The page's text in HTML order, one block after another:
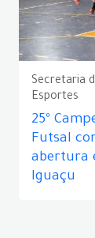
Secretaria
Esportes
25º
Futsal
abertura
Iguaçu